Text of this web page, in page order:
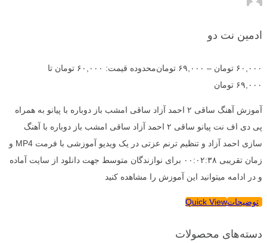
ادمین نت دو
۶۰,۰۰۰ تومان – ۶۹,۰۰۰ تومان
محدوده قیمت: ۶۰,۰۰۰ تومان تا
۶۹,۰۰۰ تومان
آموزش آهنگ ساقی ۲ احمد آزاد ساقی امشب باز دوباره با پیانو به همراه
پی دی اف نت پیانو ساقی ۲ احمد آزاد ساقی امشب باز دوباره با آهنگ
سازی احمد آزاد و تنظیم ترنم عزتی در یک ویدیو آموزشی با فرمت MP4 و
زمان تقریبی ۰۰:۰۲:۳۸ برای نوازندگان متوسط جهت دانلود از سایت آماده
و در ادامه میتوانید این آموزش را مشاهده کنید
توضیحاتQuick View
دسته‌های محصولات